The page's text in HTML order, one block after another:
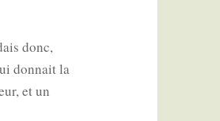
donc,
don­nait la
et un